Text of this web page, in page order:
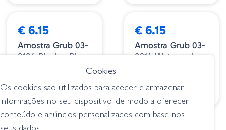
€ 6.15
Amostra Grub 03-
0104 Black – Blue
€ 6.15
Amostra Grub 03-
0214 Watermelon
Cookies
Os cookies são utilizados para aceder e armazenar
informações no seu dispositivo, de modo a oferecer
conteúdo e anúncios personalizados com base nos